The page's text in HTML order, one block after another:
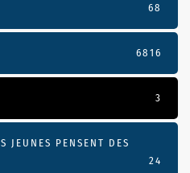
68
6816
3
JEUNES PENSENT DES
24